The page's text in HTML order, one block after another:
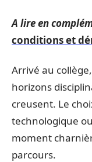
A lire en
conditions et
Arrivé au
horizons
creusent. Le
technologique
moment
parcours.